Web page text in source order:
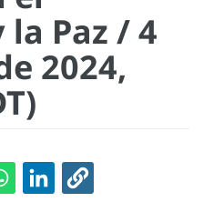
Paz / 4
2024,